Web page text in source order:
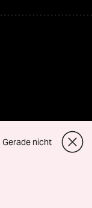
Gerade nicht